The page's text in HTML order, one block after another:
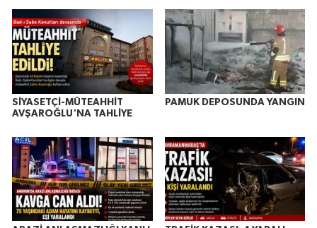
SİYASETÇİ-MÜTEAHHİT
AVŞAROĞLU'NA TAHLİYE
PAMUK DEPOSUNDA YANGIN